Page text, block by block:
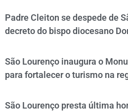
Padre Cleiton se despede de
decreto do bispo diocesano
São Lourenço inaugura o
para fortalecer o turismo na
São Lourenço presta última